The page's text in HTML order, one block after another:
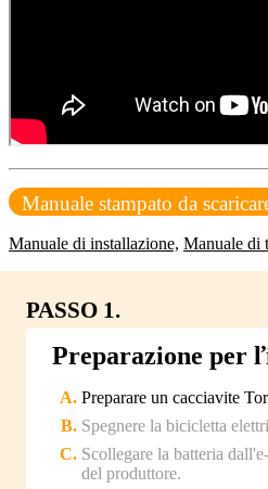
Manuale stampato da
Manuale di installazione, Manuale di
PASSO 1.
Preparazione per
Preparare un cacciavite
Spegnere la bicicletta
Scollegare la batteria
del produttore.